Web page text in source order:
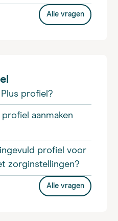
Alle vragen
profiel?
aanmaken
profiel voor
zorginstellingen?
Alle vragen